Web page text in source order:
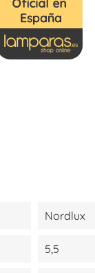
Nordlux
5,5